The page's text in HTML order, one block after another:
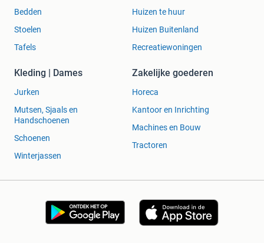
Bedden
Stoelen
Tafels
Huizen te huur
Huizen Buitenland
Recreatiewoningen
Kleding | Dames
Jurken
Mutsen, Sjaals en
Handschoenen
Schoenen
Winterjassen
Zakelijke goederen
Horeca
Kantoor en Inrichting
Machines en Bouw
Tractoren